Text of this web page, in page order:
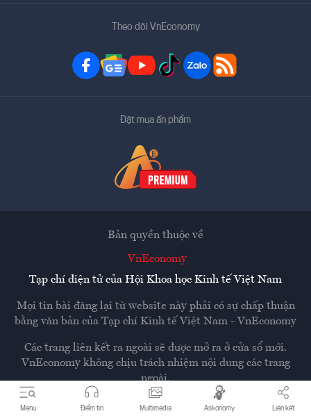
Menu Điểm tin Multimedia Askonomy Liên kết
Theo dõi VnEconomy
Đặt mua ấn phẩm
Bản quyền thuộc về
VnEconomy
Tạp chí điện tử của Hội Khoa học Kinh tế Việt Nam
Mọi tin bài đăng lại từ website này phải có sự chấp thuận
bằng văn bản của Tạp chí Kinh tế Việt Nam - VnEconomy
Các trang liên kết ra ngoài sẽ được mở ra ở cửa sổ mới.
VnEconomy không chịu trách nhiệm nội dung các trang
ngoài.